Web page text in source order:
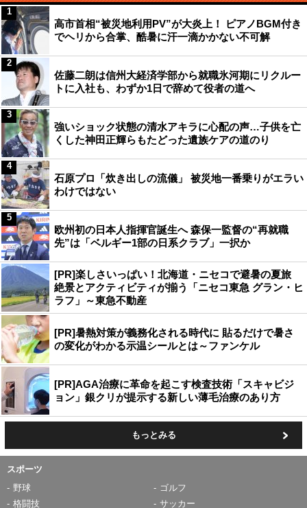
高市首相“被災地利用PV”が大炎上！ ピアノBGM付き
でヘリから合掌、酷暑に汗一滴かかない不可解
1
佐藤二朗は信州大経済学部から就職氷河期にリクルー
トに入社も、わずか1日で辞めて役者の道へ
2
強いショック状態の清水アキラに心配の声…子供を亡
くした神田正輝らもたどった遺族ケアの道のり
3
石原プロ「炊き出しの流儀」 被災地一番乗りがエラい
わけではない
4
欧州初の日本人指揮官誕生へ 森保一監督の“再就職
先”は「ベルギー1部の日系クラブ」一択か
5
[PR]楽しさいっぱい！北海道・ニセコで避暑の夏旅
絶景とアクティビティが揃う「ニセコ東急 グラン・ヒ
ラフ」～東急不動産
[PR]暑熱対策が義務化される時代に 貼るだけで暑さ
の変化がわかる示温シールとは～ファンケル
[PR]AGA治療に革命を起こす検査技術「スキャビジ
ョン」銀クリが提示する新しい薄毛治療のあり方
もっとみる
スポーツ
野球
ゴルフ
格闘技
サッカー